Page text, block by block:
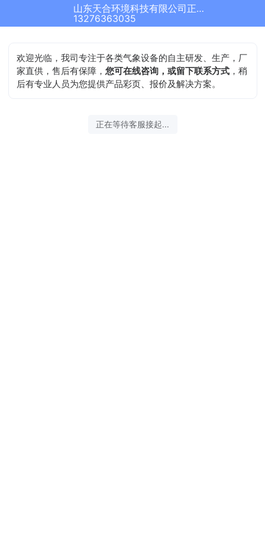
山东天合环境科技有限公司正在为您服务
13276363035
欢迎光临，我司专注于各类气象设备的自主研发、生产，厂
家直供，售后有保障，您可在线咨询，或留下联系方式 ，稍
后有专业人员为您提供产品彩页、报价及解决方案。
正在等待客服接起...